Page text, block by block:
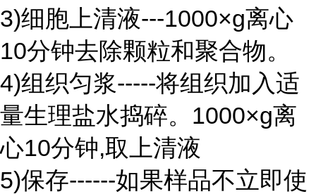
3)细胞上清液---1000×g离心
10分钟去除颗粒和聚合物。
4)组织匀浆-----将组织加入适
量生理盐水捣碎。1000×g离
心10分钟,取上清液
5)保存------如果样品不立即使